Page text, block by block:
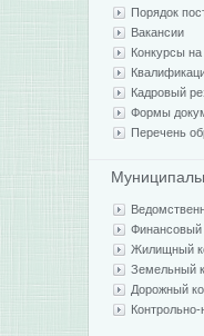
Порядок
Вакансии
Конкурсы
Кадровый
Формы
Перечень
Финансовый
Жилищный
Земельный
Дорожный
Контрольно-